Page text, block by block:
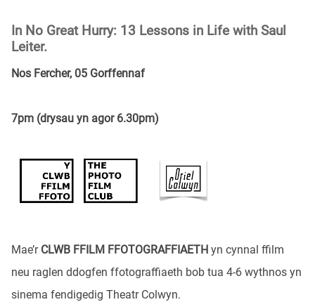
In No Great Hurry: 13 Lessons in Life with Saul
Leiter.
Nos Fercher, 05 Gorffennaf
7pm (drysau yn agor 6.30pm)
Mae’r CLWB FFILM FFOTOGRAFFIAETH yn cynnal ffilm
neu raglen ddogfen ffotograffiaeth bob tua 4-6 wythnos yn
sinema fendigedig Theatr Colwyn.